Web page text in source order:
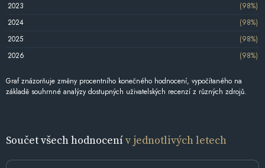
2023
(98%)
2024
(98%)
2025
(98%)
2026
(98%)
Graf znázorňuje změny procentního konečného hodnocení, vypočítaného na
základě souhrnné analýzy dostupných uživatelských recenzí z různých zdrojů.
Součet všech hodnocenív jednotlivých letech